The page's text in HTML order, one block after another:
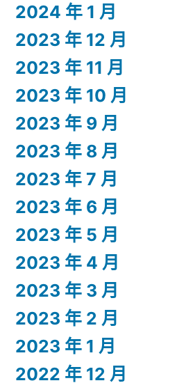
2024 年 1 月
2023 年 12 月
2023 年 11 月
2023 年 10 月
2023 年 9 月
2023 年 8 月
2023 年 7 月
2023 年 6 月
2023 年 5 月
2023 年 4 月
2023 年 3 月
2023 年 2 月
2023 年 1 月
2022 年 12 月